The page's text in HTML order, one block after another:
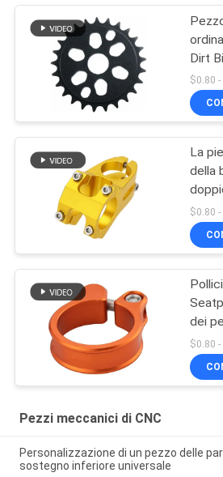
Dirt
La
della
fatto
dei
CNC
Pezzi meccanici di CNC
Personalizzazione di un pezzo delle
sostegno inferiore universale